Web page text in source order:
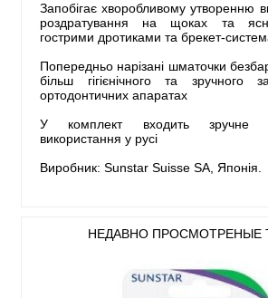
Запобігає хворобливому утворенню
роздратування на щоках та
гострими дротиками та брекет-
Попередньо нарізані шматочки
більш гігієнічного та зручного
ортодонтичних апаратах
У комплект входить зручне
використання у русі
Виробник: Sunstar Suisse SA, Японія.
НЕДАВНО ПРОСМОТРЕНЫЕ